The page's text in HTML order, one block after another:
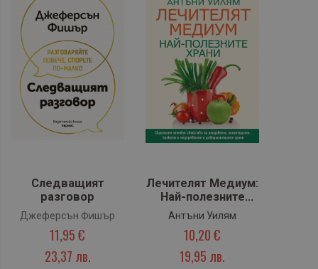
Следващият
разговор
Джеферсън Фишър
11,95 €
23,37 лв.
Лечителят Медиум:
Най-полезните
храни
Антъни Уилям
10,20 €
19,95 лв.